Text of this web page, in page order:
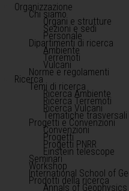
Organizzazione
Chi siamo
Organi e strutture
Sezioni e sedi
Personale
Dipartimenti di ricerca
Ambiente
Terremoti
Vulcani
Norme e regolamenti
Ricerca
Temi di ricerca
Ricerca Ambiente
Ricerca Terremoti
Ricerca Vulcani
Tematiche trasversali
Progetti e Convenzioni
Convenzioni
Progetti
Progetti PNRR
Einstein telescope
Seminari
Workshop
International School of
Prodotti della ricerca
Annals of Geophysics